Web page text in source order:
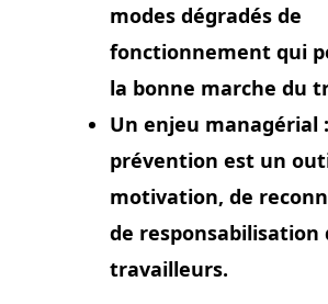
modes dégradés de
fonctionnement qui
la bonne marche du
Un enjeu managérial
prévention est un
motivation, de
de responsabilisation
travailleurs.